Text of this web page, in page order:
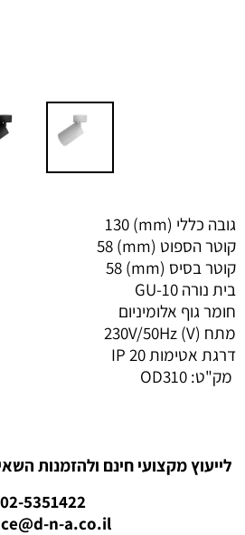
גובה כללי (mm)
130
קוטר הספוט (mm)
58
קוטר בסיס (mm)
58
בית נורה GU-10
חומר גוף אלומיניום
מתח (V)
230V/50Hz
דרגת אטימות IP20
מק"ט: OD310
לייעוץ מקצועי חינם ולהזמנות
02-5351422
n-a.co.il